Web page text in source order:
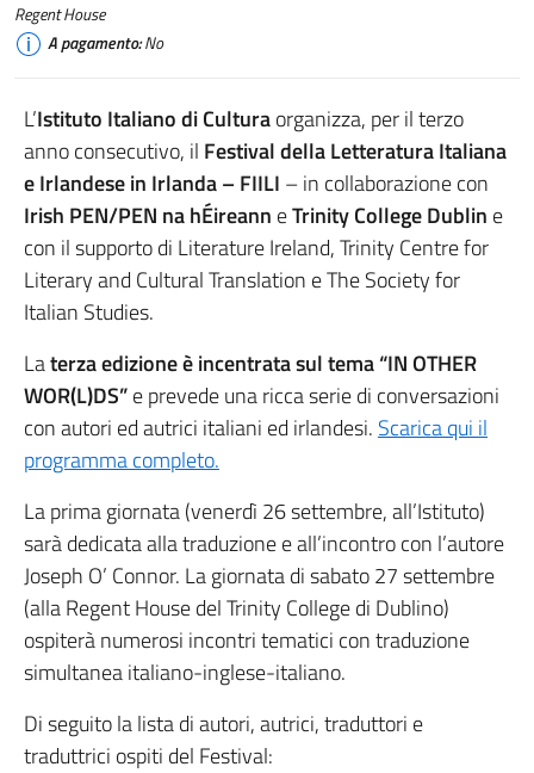
Regent House
A pagamento:No
L’Istituto Italiano di Culturaorganizza, per il terzo
anno consecutivo, il Festival della Letteratura Italiana
e Irlandese in Irlanda – FIILI – in collaborazione con
Irish PEN/PEN na hÉireann eTrinity College Dublin e
con il supporto di Literature Ireland, Trinity Centre for
Literary and Cultural Translation e The Society for
Italian Studies.
Laterza edizione è incentrata sul tema“IN OTHER
WOR(L)DS”e prevede una ricca serie di conversazioni
con autori ed autrici italiani ed irlandesi. Scarica qui il
programma completo.
La prima giornata (venerdì 26 settembre, all’Istituto)
sarà dedicata alla traduzione e all’incontro con l’autore
Joseph O’ Connor. La giornata di sabato 27 settembre
(alla Regent House del Trinity College di Dublino)
ospiterà numerosi incontri tematici con traduzione
simultanea italiano-inglese-italiano.
Di seguito la lista di autori, autrici, traduttori e
traduttrici ospiti del Festival: